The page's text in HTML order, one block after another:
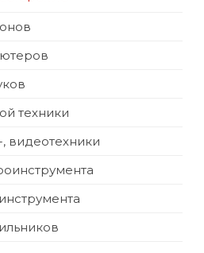
техники
видеотехники